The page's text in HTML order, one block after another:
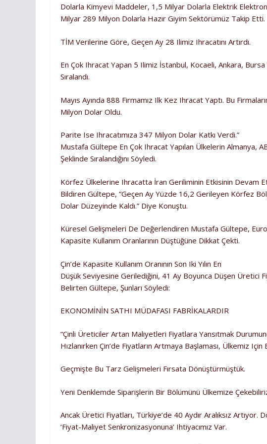
Dolarla Kimyevi Maddeler, 1,5 Milyar Dolarla Elektrik
Milyar 289 Milyon Dolarla Hazır Giyim Sektörümüz Takip Etti.
TİM Verilerine Göre, Geçen Ay 28 Ilimiz Ihracatını Artırdı.
En Çok Ihracat Yapan 5 Ilimiz İstanbul, Kocaeli, Ankara,
Sıralandı.
Mayıs Ayında 888 Firmamız Ilk Kez Ihracat Yaptı. Bu
Milyon Dolar Oldu.
Parite Ise Ihracatımıza 347 Milyon Dolar Katkı Verdi.”
Mustafa Gültepe En Çok Ihracat Yapılan Ülkelerin Almanya,
Şeklinde Sıralandığını Söyledi.
Körfez Ülkelerine Ihracatta İran Geriliminin Etkisinin Devam
Bildiren Gültepe, “Geçen Ay Yüzde 16,2 Gerileyen Körfez
Dolar Düzeyinde Kaldı.” Diye Konuştu.
Küresel Gelişmeleri De Değerlendiren Mustafa Gültepe, Euro
Kapasite Kullanım Oranlarının Düştüğüne Dikkat Çekti.
Çin’de Kapasite Kullanım Oranının Son Iki Yılın En
Düşük Seviyesine Gerilediğini, 41 Ay Boyunca Düşen Üretici
Belirten Gültepe, Şunları Söyledi:
EKONOMİNİN SATHI MÜDAFASI FABRİKALARDIR
“Çinli Üreticiler Artan Maliyetleri Fiyatlara Yansıtmak
Hızlanırken Çin’de Fiyatların Artmaya Başlaması, Ülkemiz Için
Geçmişte Bu Tarz Gelişmeleri Fırsata Dönüştürmüştük.
Yeni Denklemde Siparişlerin Bir Bölümünü Ülkemize
Ancak Üretici Fiyatları, Türkiye’de 40 Aydır Aralıksız Artıyor.
‘fiyat-Maliyet Senkronizasyonuna’ Ihtiyacımız Var.